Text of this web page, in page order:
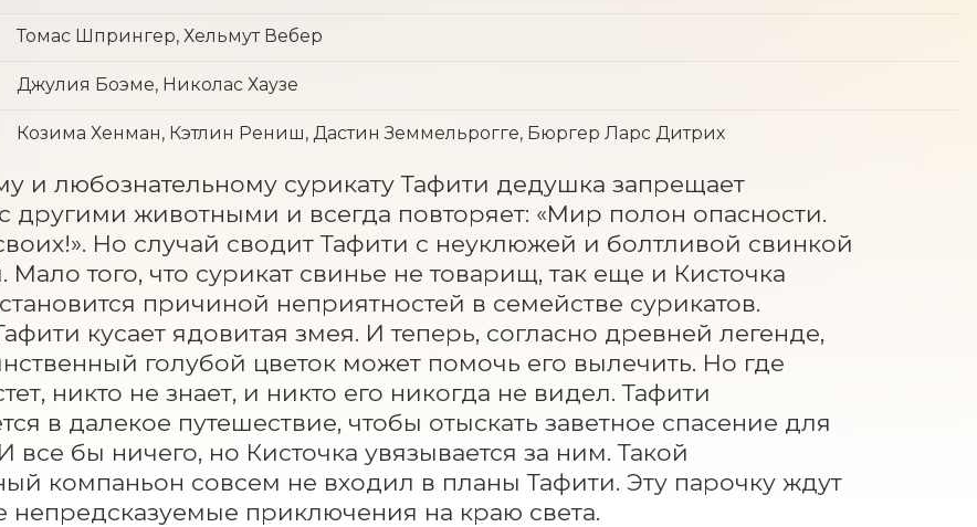
Томас Шпрингер, Хельмут Вебер
Джулия Боэме, Николас Хаузе
Козима Хенман, Кэтлин Рениш, Дастин Земмельрогге, Бюргер Ларс Дитрих
и любознательному сурикату Тафити дедушка запрещает
другими животными и всегда повторяет: «Мир полон опасности.
Но случай сводит Тафити с неуклюжей и болтливой свинкой
Мало того, что сурикат свинье не товарищ, так еще и Кисточка
причиной неприятностей в семействе сурикатов.
кусает ядовитая змея. И теперь, согласно древней легенде,
голубой цветок может помочь его вылечить. Но где
никто не знает, и никто его никогда не видел. Тафити
в далекое путешествие, чтобы отыскать заветное спасение для
все бы ничего, но Кисточка увязывается за ним. Такой
компаньон совсем не входил в планы Тафити. Эту парочку ждут
непредсказуемые приключения на краю света.